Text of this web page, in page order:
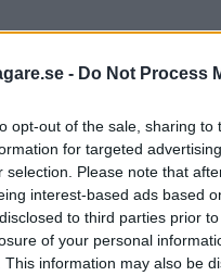
- Do Not Process
opt-out of the sale, sharing
for targeted
selection. Please note that
interest-based ads based
to third parties prior
of your personal
This information may also be
i30 (2019)
om köparna även i
den matchen mot